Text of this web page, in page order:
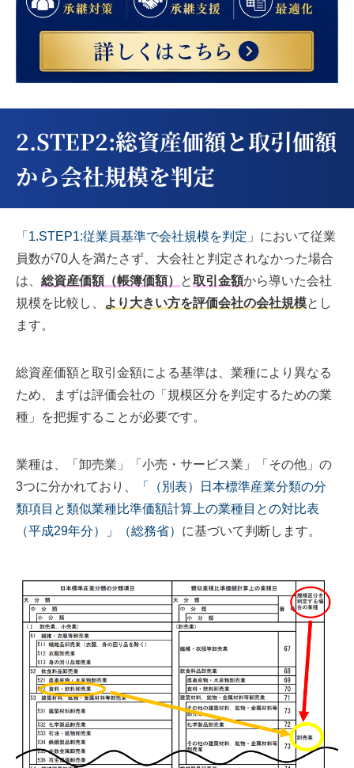
2.STEP2:総資産価額と取引価額
から会社規模を判定
「1.STEP1:従業員基準で会社規模を判定」 において従業
員数が70人を満たさず、大会社と判定されなかった場合
は、 総資産価額（帳簿価額） と取引金額から導いた会社
規模を比較し、
より大きい方を評価会社の会社規模とし
ます。
総資産価額と取引金額による基準は、業種により異なる
ため、まずは評価会社の「規模区分を判定するための業
種」を把握することが必要です。
業種は、「卸売業」「小売・サービス業」「その他」の
3つに分かれており、
「（別表）日本標準産業分類の分
類項目と類似業種比準価額計算上の業種目との対比表
（平成29年分）」（総務省） に基づいて判断します。